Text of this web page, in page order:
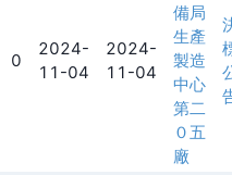
0
2024-
11-04
2024-
11-04
備局
生產
製造
中心
第二
０五
廠